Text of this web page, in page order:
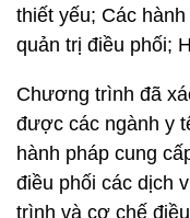
thiết yếu; Các
quản trị điều phối;
Chương trình đã
được các ngành y
hành pháp cung
điều phối các dịch
trình và cơ chế